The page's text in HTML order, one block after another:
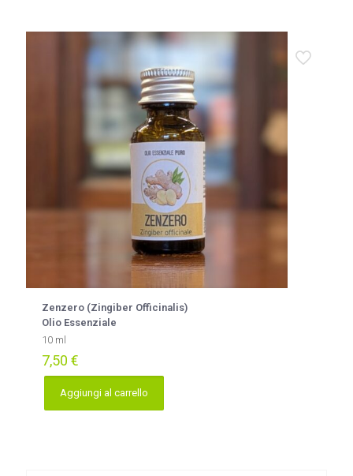
Zenzero (Zingiber Officinalis)
Olio Essenziale
10 ml
7,50 €
Aggiungi al carrello